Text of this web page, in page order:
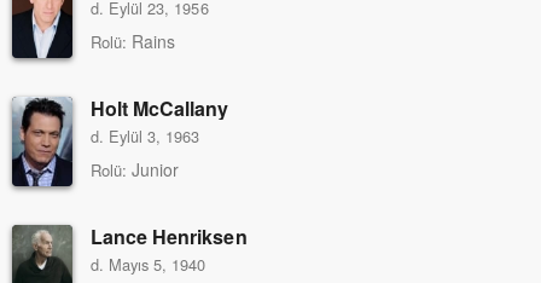
d. Eylül 23, 1956
Rolü: Rains
Holt McCallany
d. Eylül 3, 1963
Rolü: Junior
Lance Henriksen
d. Mayıs 5, 1940